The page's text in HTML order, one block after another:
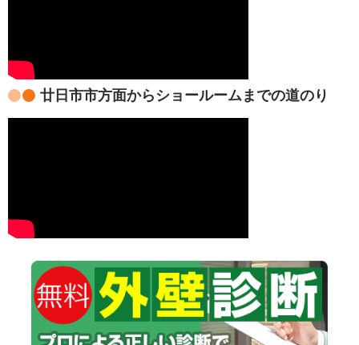
廿日市市方面からショールームまでの道のり